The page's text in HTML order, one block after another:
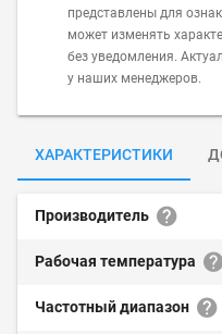
представлены для
может изменять
без уведомления.
у наших менеджеров.
ХАРАКТЕРИСТИКИ
Производитель
Рабочая температура
Частотный диапазон